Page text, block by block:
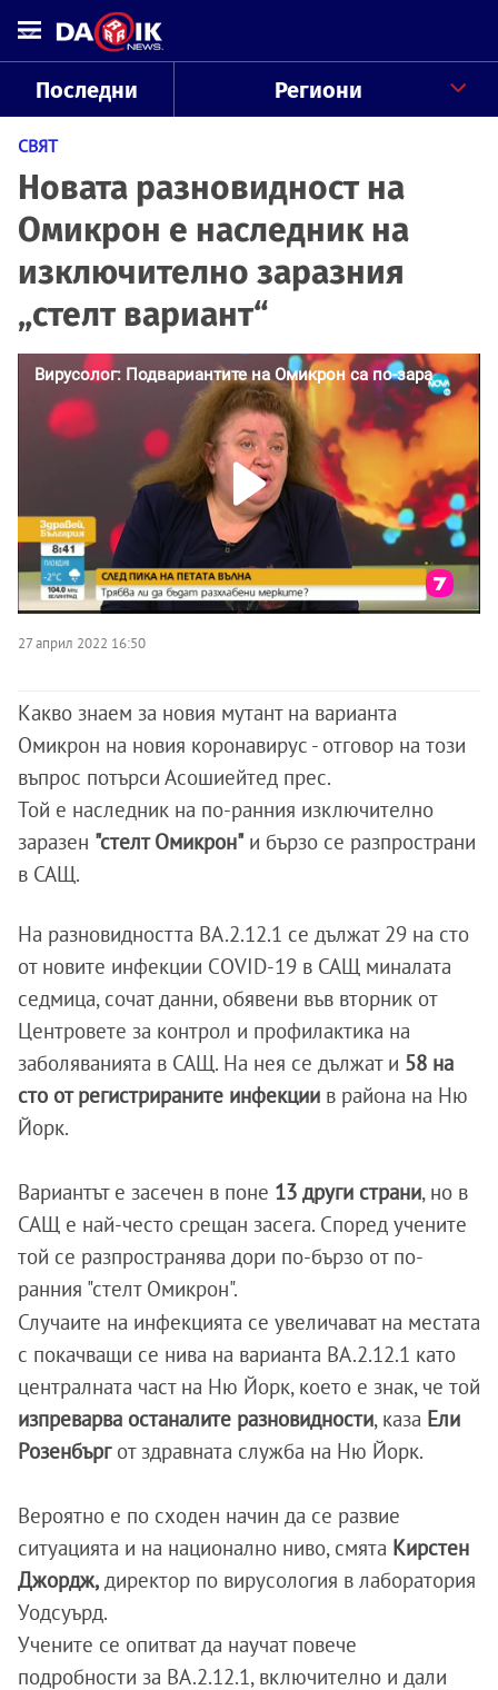
Последни Региони
СВЯТ
Новата разновидност на
Омикрон е наследник на
изключително заразния
„стелт вариант“
27 април 2022 16:50
Какво знаем за новия мутант на варианта
Омикрон на новия коронавирус - отговор на този
въпрос потърси Асошиейтед прес.
Той е наследник на по-ранния изключително
заразен "стелт Омикрон"и бързо се разпространи
в САЩ.
На разновидността BA.2.12.1 се дължат 29 на сто
от новите инфекции COVID-19 в САЩ миналата
седмица, сочат данни, обявени във вторник от
Центровете за контрол и профилактика на
заболяванията в САЩ. На нея се дължат и 58 на
сто от регистрираните инфекции в района на Ню
Йорк.
Вариантът е засечен в поне 13 други страни, но в
САЩ е най-често срещан засега. Според учените
той се разпространява дори по-бързо от по-
ранния "стелт Омикрон".
Случаите на инфекцията се увеличават на местата
с покачващи се нива на варианта BA.2.12.1 като
централната част на Ню Йорк, което е знак, че той
изпреварва останалите разновидности, каза Ели
Розенбъргот здравната служба на Ню Йорк.
Вероятно е по сходен начин да се развие
ситуацията и на национално ниво, смята Кирстен
Джордж, директор по вирусология в лаборатория
Уодсуърд.
Учените се опитват да научат повече
подробности за BA.2.12.1, включително и дали